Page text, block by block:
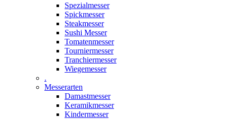
Spezialmesser
Spickmesser
Steakmesser
Sushi Messer
Tomatenmesser
Tourniermesser
Tranchiermesser
Wiegemesser
.
Messerarten
Damastmesser
Keramikmesser
Kindermesser